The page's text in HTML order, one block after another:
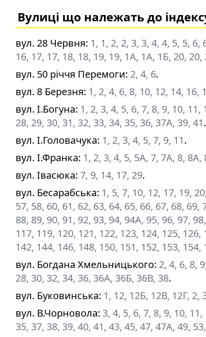
Вулиці що належать до
вул. 28 Червня: 1, 1, 2, 2, 3, 3, 4, 4, 5, 5,
16, 17, 17, 18, 18, 19, 19, 1А, 1А, 1Б, 20,
вул. 50 річчя Перемоги: 2, 4, 6.
вул. 8 Березня: 1, 2, 4, 6, 8, 10, 12, 14, 16,
вул. І.Богуна: 1, 2, 3, 4, 5, 6, 7, 8, 9, 10,
28, 29, 30, 31, 32, 33, 34, 35, 36, 37А, 39, 41.
вул. І.Головачука: 1, 2, 3, 4, 5, 7, 9, 11.
вул. І.Франка: 1, 2, 3, 4, 5, 5А, 7, 7А, 8,
вул. Івасюка: 7, 9, 14, 17, 29.
вул. Бесарабська: 1, 5, 7, 10, 12, 17, 19,
57, 58, 60, 61, 62, 63, 64, 65, 66, 67, 68,
88, 89, 90, 91, 92, 93, 94, 94А, 95, 96, 97,
117, 119, 120, 121, 122, 123, 124, 125,
142, 144, 146, 148, 150, 151, 152, 153,
вул. Богдана Хмельницького: 2, 4, 6, 8,
28, 30, 32, 34, 36, 36А, 36Б, 36В, 38.
вул. Буковинська: 1, 12, 12Б, 12В, 12Г, 2,
вул. В.Чорновола: 3, 4, 5, 6, 7, 8, 9, 10,
35, 37, 38, 39, 40, 41, 43, 45, 47, 47А, 49,